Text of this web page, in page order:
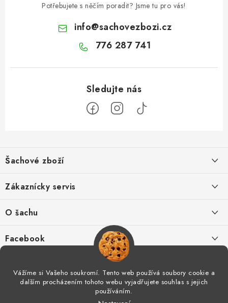
Vážíme si Vašeho soukromí. Tento web používá soubory cookie a
dalším procházením tohoto webu vyjadřujete souhlas s jejich
používáním.
Potřebujete s něčím poradit? Jsme tu pro vás!
info@sachovezbozi.cz
776 287 741
á
p
a
Šachové zboží
Spolupráce
Zákaznícky servis
Výhody nákupu u nás
Odstoupení od smlouvy
O šachu
Šachový tréning
Facebook